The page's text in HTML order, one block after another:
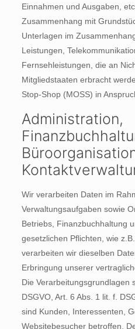
Einnahmen und Ausgaben,
Zusammenhang mit
Unterlagen im
Leistungen,
Fernsehleistungen, die an
Mitgliedstaaten erbracht
Stop-Shop (MOSS) in
Administration,
Wir verarbeiten Daten im
Verwaltungsaufgaben sowie
Betriebs, Finanzbuchhaltung
gesetzlichen Pflichten, wie
verarbeiten wir dieselben
Erbringung unserer
Die Verarbeitungsgrundlagen
DSGVO, Art. 6 Abs. 1 lit. f.
sind Kunden, Interessenten,
Websitebesucher betroffen.